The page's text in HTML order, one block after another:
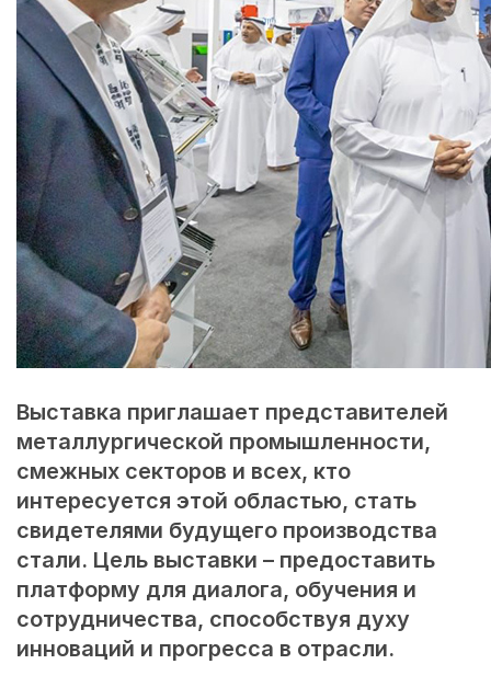
Выставка приглашает представителей
металлургической промышленности,
смежных секторов и всех, кто
интересуется этой областью, стать
свидетелями будущего производства
стали. Цель выставки – предоставить
платформу для диалога, обучения и
сотрудничества, способствуя духу
инноваций и прогресса в отрасли.